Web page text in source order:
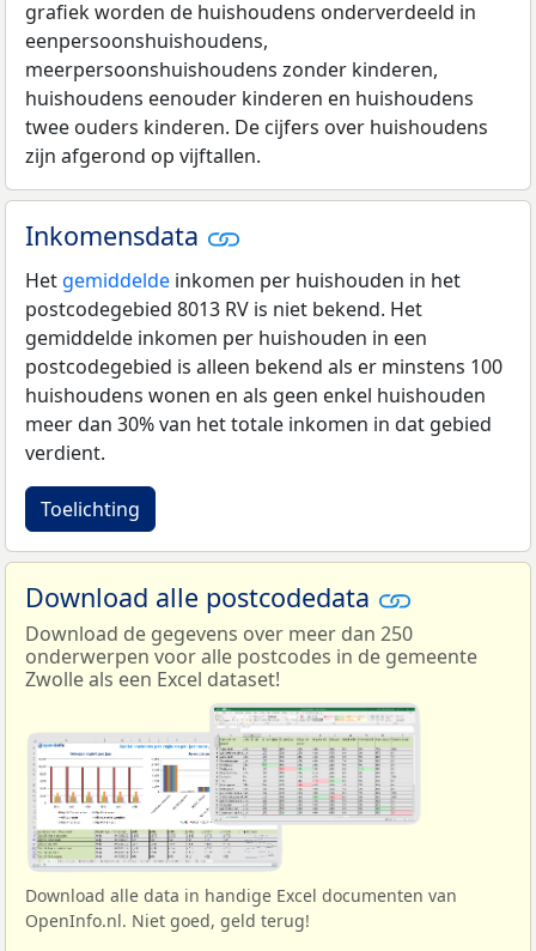
grafiek worden de huishoudens onderverdeeld in
eenpersoonshuishoudens,
meerpersoonshuishoudens zonder kinderen,
huishoudens eenouder kinderen en huishoudens
twee ouders kinderen. De cijfers over huishoudens
zijn afgerond op vijftallen.
Inkomensdata
Het gemiddelde inkomen per huishouden in het
postcodegebied 8013 RV is niet bekend. Het
gemiddelde inkomen per huishouden in een
postcodegebied is alleen bekend als er minstens 100
huishoudens wonen en als geen enkel huishouden
meer dan 30% van het totale inkomen in dat gebied
verdient.
Toelichting
Download alle postcodedata
Download de gegevens over meer dan 250
onderwerpen voor alle postcodes in de gemeente
Zwolle als een Excel dataset!
Download alle data in handige Excel documenten van
OpenInfo.nl. Niet goed, geld terug!